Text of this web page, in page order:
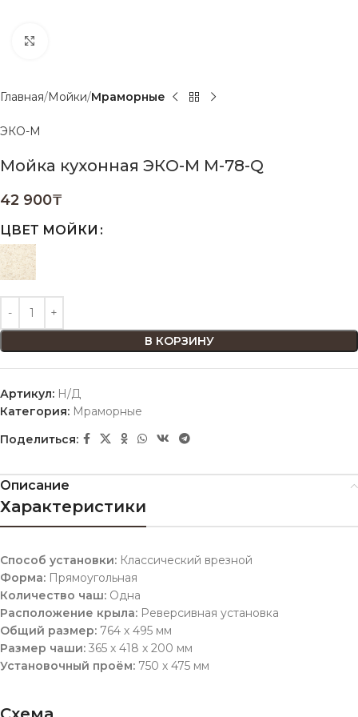
Главная Мойки Мраморные
ЭКО-М
Мойка кухонная ЭКО-М М-78-Q
42 900₸
ЦВЕТ МОЙКИ
В КОРЗИНУ
Артикул: Н/Д
Категория: Мраморные
Поделиться:
Описание
Характеристики
Способ установки: Классический врезной
Форма: Прямоугольная
Количество чаш: Одна
Расположение крыла: Реверсивная установка
Общий размер: 764 х 495 мм
Размер чаши: 365 х 418 х 200 мм
Установочный проём: 750 х 475 мм